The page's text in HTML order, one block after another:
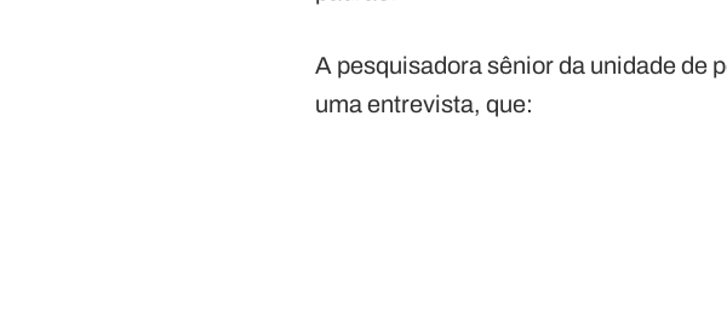
A pesquisadora sênior da unidade de
uma entrevista, que: